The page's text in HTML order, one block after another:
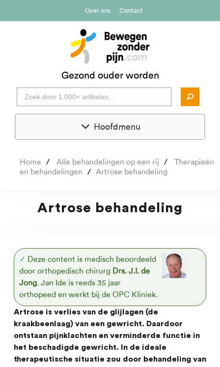
Over ons Contact
Gezond ouder worden
Hoofdmenu
Home Alle behandelingen op een rij
Therapieën
en behandelingen
Artrose behandeling
Artrose behandeling
✓ Deze content is medisch beoordeeld
door orthopedisch chirurg Drs. J.I. de
Jong. Jan Ide is reeds 35 jaar
orthopeed en werkt bij de OPC Kliniek.
Artrose is verlies van de glijlagen (de
kraakbeenlaag) van een gewricht. Daardoor
ontstaan pijnklachten en verminderde functie in
het beschadigde gewricht. In de ideale
therapeutische situatie zou door behandeling van